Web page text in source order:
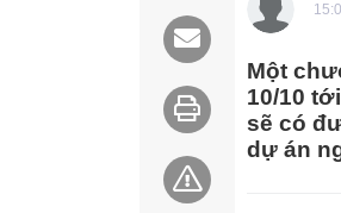
Một
10/10
sẽ có
dự án